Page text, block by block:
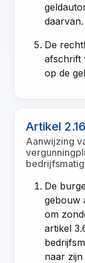
daarvan.
De
afschrift
op de
Artikel
Aanwijzing
De
gebouw
om
artikel
naar